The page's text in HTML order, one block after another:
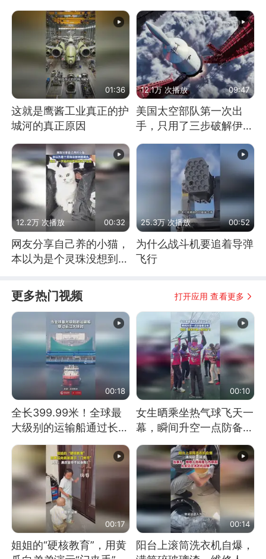
大？
01:36
这就是鹰酱工业真正的护
城河的真正原因
12.1万 次播放 09:47
美国太空部队第一次出
手，只用了三步破解伊朗
12.2万 次播放 00:32
网友分享自己养的小猫，
本以为是个灵珠没想到是
25.3万 次播放 00:52
为什么战斗机要追着导弹
飞行
更多热门视频 打开应用 查看更多
00:18
全长399.99米！全球最
大级别的运输船通过长江
大桥这一幕，太震撼了！
00:10
女生晒乘坐热气球飞天一
幕，瞬间升空一点防备都
没有
00:17
姐姐的“硬核教育”，用黄
00:14
阳台上滚筒洗衣机自爆，